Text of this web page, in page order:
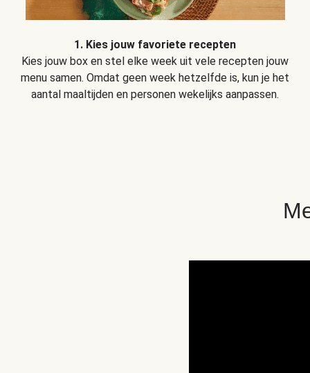
1. Kies jouw favoriete recepten
Kies jouw box en stel elke week uit vele recepten jouw
menu samen. Omdat geen week hetzelfde is, kun je het
aantal maaltijden en personen wekelijks aanpassen.